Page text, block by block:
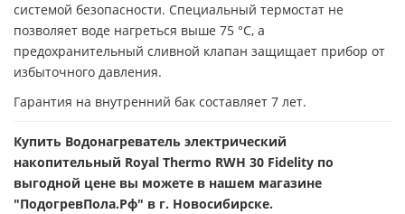
системой безопасности. Специальный термостат не
позволяет воде нагреться выше 75 °C, а
предохранительный сливной клапан защищает прибор от
избыточного давления.
Гарантия на внутренний бак составляет 7 лет.
Купить Водонагреватель электрический
накопительный Royal Thermo RWH 30 Fidelity по
выгодной цене вы можете в нашем магазине
"ПодогревПола.Рф" в г. Новосибирске.